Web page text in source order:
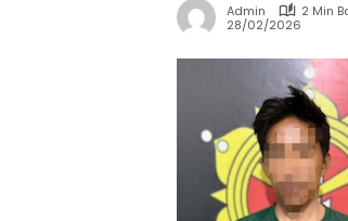
Admin
2 Min
28/02/2026